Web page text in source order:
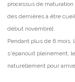
processus de
des dernières à être
début novembre].
Pendant plus de 6 mois,
s'épanouit pleinement,
naturellement pour